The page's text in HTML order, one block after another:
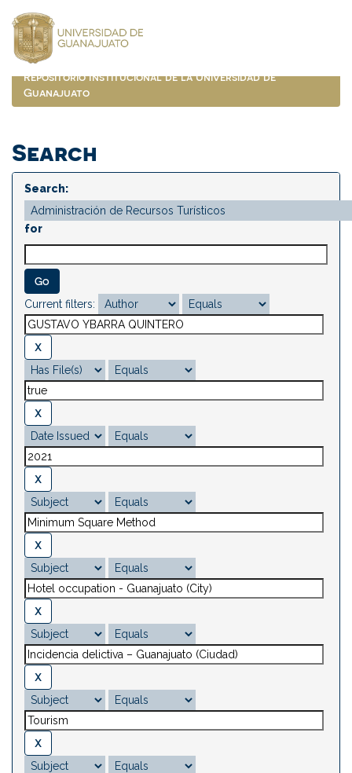
navigation
Repositorio Institucional de la Universidad de
Guanajuato
Search
Search:
for
Current filters: